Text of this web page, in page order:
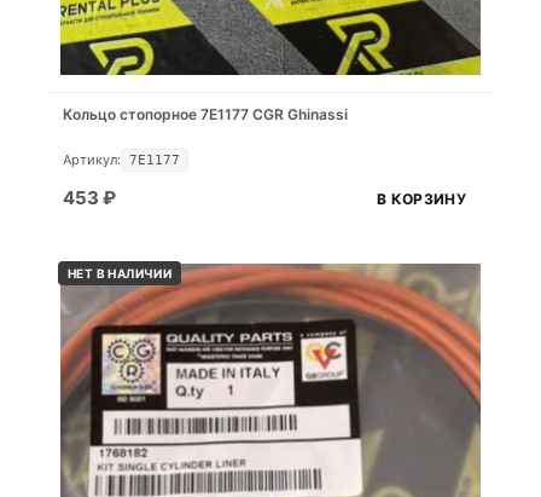
Кольцо стопорное 7E1177 CGR Ghinassi
Артикул: 7E1177
453 ₽ В КОРЗИНУ
НЕТ В НАЛИЧИИ